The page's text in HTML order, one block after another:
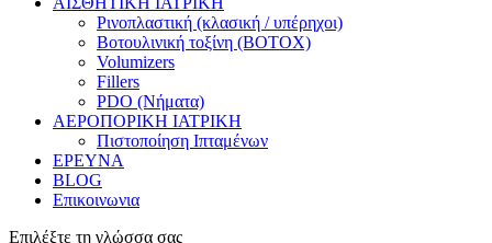
Ρινοπλαστική (κλασική / υπέρηχοι)
Βοτουλινική τοξίνη (BOTOX)
Volumizers
Fillers
PDO (Νήματα)
ΑΕΡΟΠΟΡΙΚΗ ΙΑΤΡΙΚΗ
Πιστοποίηση Ιπταμένων
ΕΡΕΥΝΑ
BLOG
Επικοινωνια
Επιλέξτε τη γλώσσα σας